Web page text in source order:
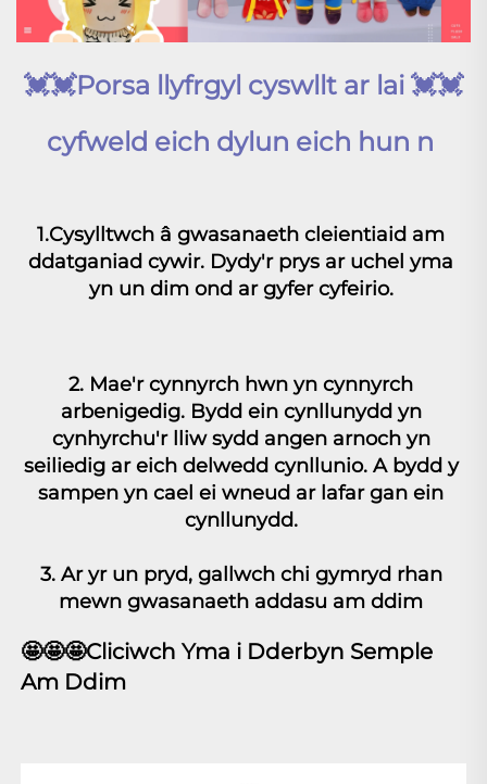
💓💓Porsa llyfrgyl cyswllt ar lai 💓💓
cyfweld eich dylun eich hun n
1.Cysylltwch â gwasanaeth cleientiaid am
ddatganiad cywir. Dydy'r prys ar uchel yma
yn un dim ond ar gyfer cyfeirio.
2. Mae'r cynnyrch hwn yn cynnyrch
arbenigedig. Bydd ein cynllunydd yn
cynhyrchu'r lliw sydd angen arnoch yn
seiliedig ar eich delwedd cynllunio. A bydd y
sampen yn cael ei wneud ar lafar gan ein
cynllunydd.
3. Ar yr un pryd, gallwch chi gymryd rhan
mewn gwasanaeth addasu am ddim
🤩🤩🤩Cliciwch Yma i Dderbyn Semple
Am Ddim